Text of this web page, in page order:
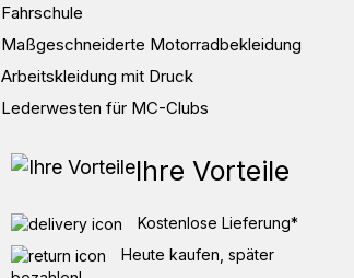
Fahrschule
Maßgeschneiderte Motorradbekleidung
Arbeitskleidung mit Druck
Lederwesten für MC-Clubs
Ihre Vorteile
Kostenlose Lieferung*
Heute kaufen, später